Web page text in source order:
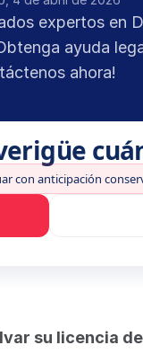
expertos en
ayuda
ahora!
con anticipación
su licencia